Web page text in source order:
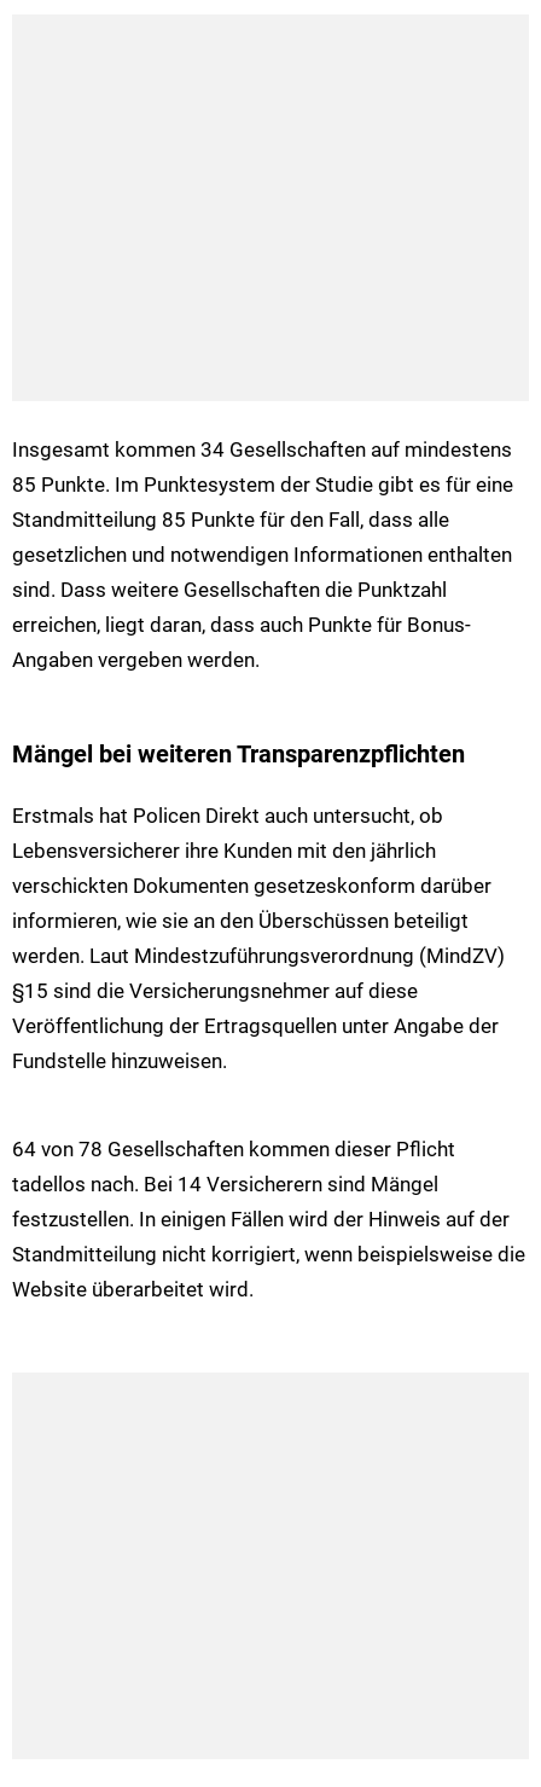
Insgesamt kommen 34 Gesellschaften auf mindestens
85 Punkte. Im Punktesystem der Studie gibt es für eine
Standmitteilung 85 Punkte für den Fall, dass alle
gesetzlichen und notwendigen Informationen enthalten
sind. Dass weitere Gesellschaften die Punktzahl
erreichen, liegt daran, dass auch Punkte für Bonus-
Angaben vergeben werden.
Mängel bei weiteren Transparenzpflichten
Erstmals hat Policen Direkt auch untersucht, ob
Lebensversicherer ihre Kunden mit den jährlich
verschickten Dokumenten gesetzeskonform darüber
informieren, wie sie an den Überschüssen beteiligt
werden. Laut Mindestzuführungsverordnung (MindZV)
§15 sind die Versicherungsnehmer auf diese
Veröffentlichung der Ertragsquellen unter Angabe der
Fundstelle hinzuweisen.
64 von 78 Gesellschaften kommen dieser Pflicht
tadellos nach. Bei 14 Versicherern sind Mängel
festzustellen. In einigen Fällen wird der Hinweis auf der
Standmitteilung nicht korrigiert, wenn beispielsweise die
Website überarbeitet wird.